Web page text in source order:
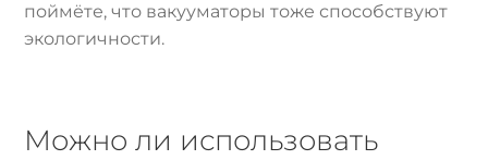
поймёте, что вакууматоры тоже способствуют
экологичности.
Можно ли использовать